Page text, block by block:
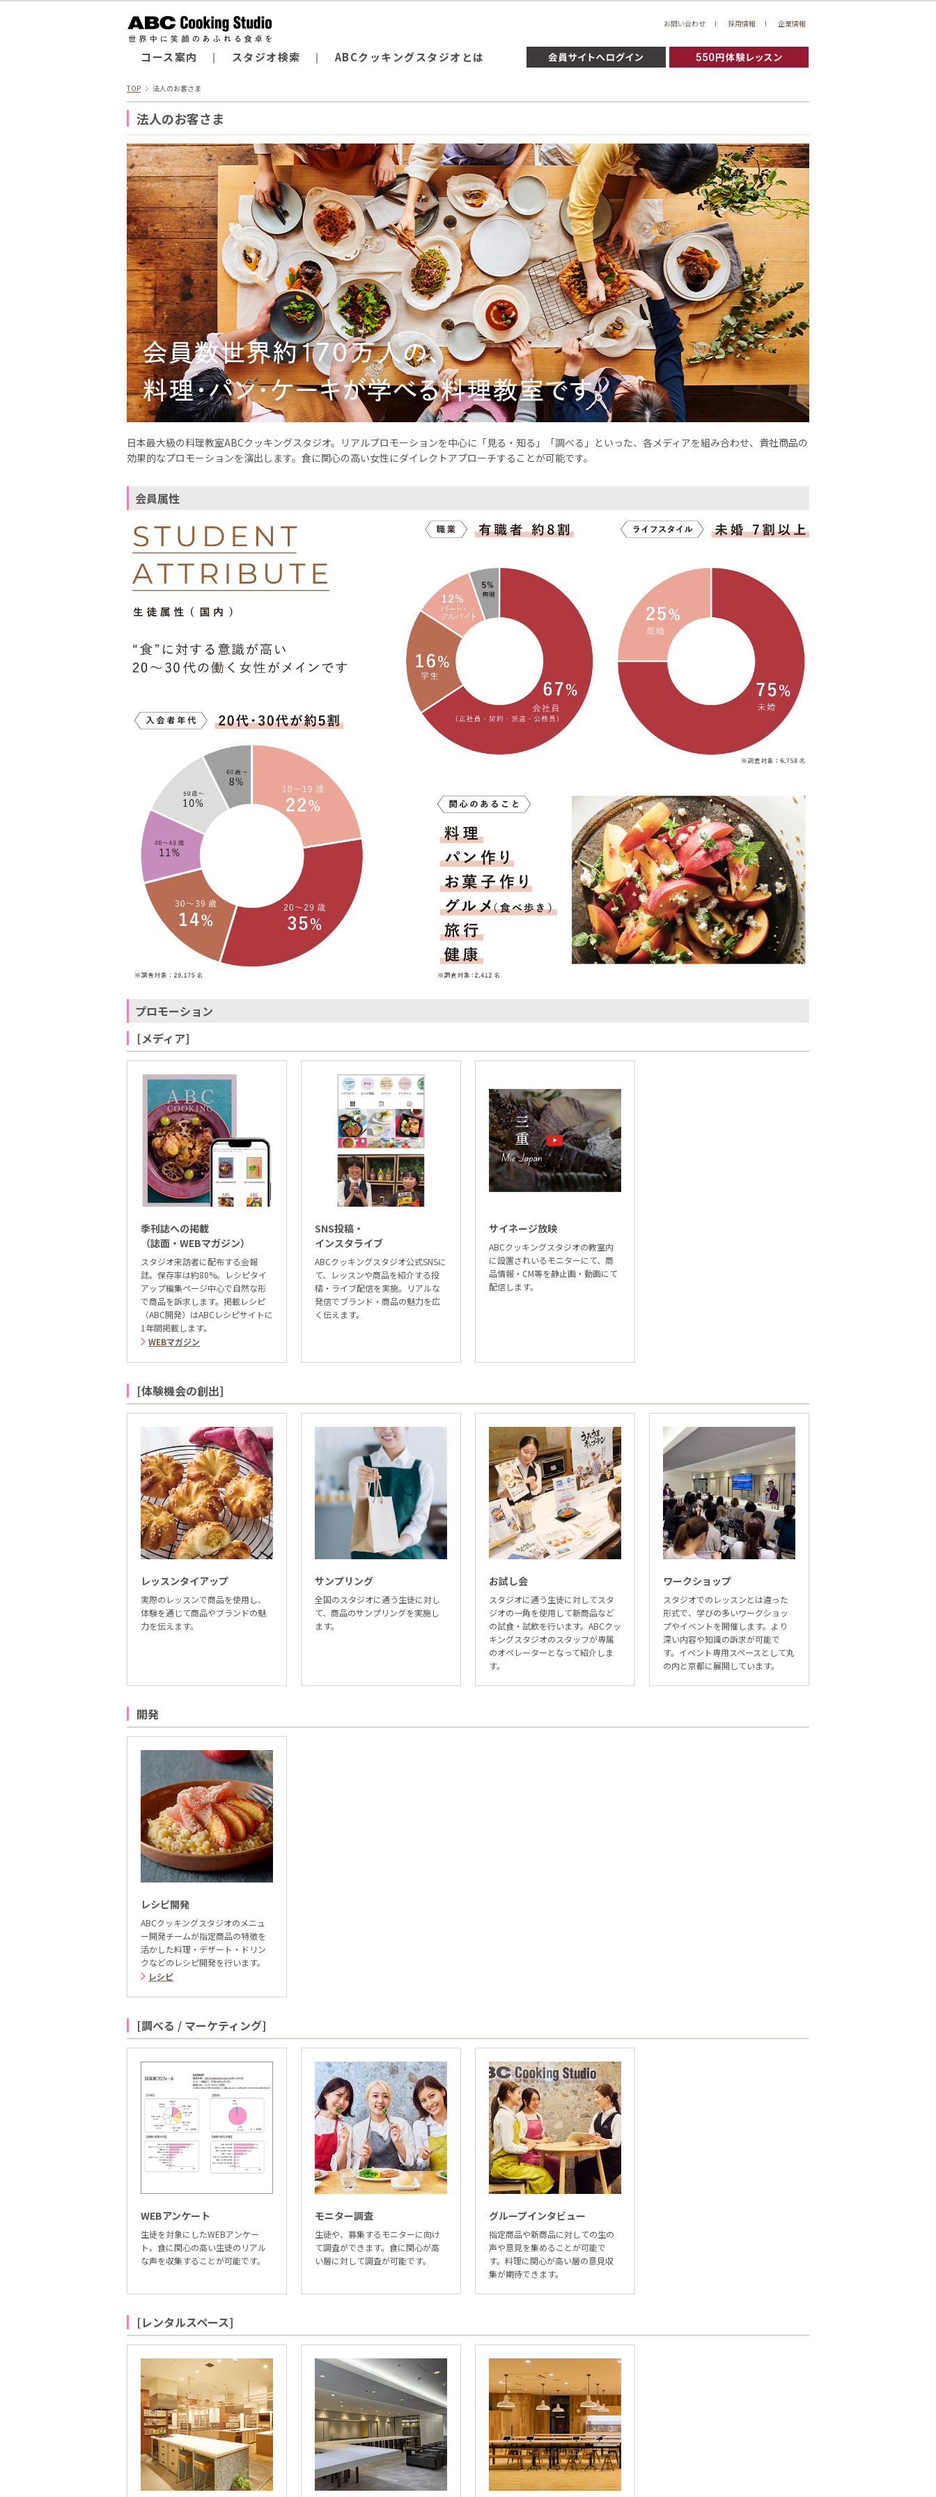
コース案内 スタジオ検索 ABCクッキングスタジオとは
お問い合わせ 採用情報 企業情報
TOP 法人のお客さま
法人のお客さま
日本最大級の料理教室ABCクッキングスタジオ。リアルプロモーションを中心に「見る・知る」「調べる」といった、各メディアを組み合わせ、貴社商品の
効果的なプロモーションを演出します。食に関心の高い女性にダイレクトアプローチすることが可能です。
会員属性
プロモーション
[メディア]
季刊誌への掲載
（誌面・WEBマガジン）
スタジオ来訪者に配布する会報
誌。保存率は約80%。レシピタイ
アップ編集ページ中心で自然な形
で商品を訴求します。掲載レシピ
（ABC開発）はABCレシピサイトに
1年間掲載します。
WEBマガジン
SNS投稿・
インスタライブ
ABCクッキングスタジオ公式SNSに
て、レッスンや商品を紹介する投
稿・ライブ配信を実施。リアルな
発信でブランド・商品の魅力を広
く伝えます。
サイネージ放映
ABCクッキングスタジオの教室内
に設置されいるモニターにて、商
品情報・CM等を静止画・動画にて
配信します。
[体験機会の創出]
レッスンタイアップ
実際のレッスンで商品を使用し、
体験を通じて商品やブランドの魅
力を伝えます。
サンプリング
全国のスタジオに通う生徒に対し
て、商品のサンプリングを実施し
ます。
お試し会
スタジオに通う生徒に対してスタ
ジオの一角を使用して新商品など
の試食・試飲を行います。ABCクッ
キングスタジオのスタッフが専属
のオペレーターとなって紹介しま
す。
ワークショップ
スタジオでのレッスンとは違った
形式で、学びの多いワークショッ
プやイベントを開催します。より
深い内容や知識の訴求が可能で
す。イベント専用スペースとして丸
の内と京都に展開しています。
開発
レシピ開発
ABCクッキングスタジオのメニュ
ー開発チームが指定商品の特徴を
活かした料理・デザート・ドリン
クなどのレシピ開発を行います。
レシピ
[調べる / マーケティング]
WEBアンケート
生徒を対象にしたWEBアンケー
ト。食に関心の高い生徒のリアル
な声を収集することが可能です。
モニター調査
生徒や、募集するモニターに向け
て調査ができます。食に関心が高
い層に対して調査が可能です。
グループインタビュー
指定商品や新商品に対しての生の
声や意見を集めることが可能で
す。料理に関心が高い層の意見収
集が期待できます。
[レンタルスペース]